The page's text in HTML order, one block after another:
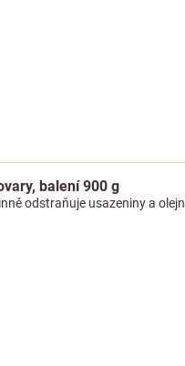
balení 900 g
odstraňuje usazeniny a